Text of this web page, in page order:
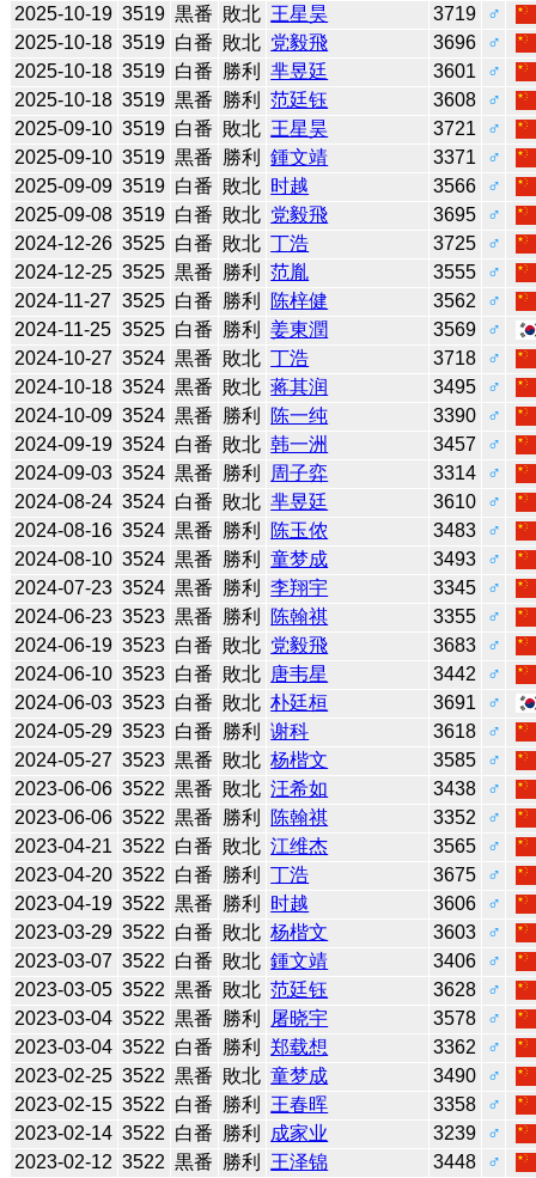
2025-10-19 3519 黒番 敗北 王星昊 3719
♂
2025-10-18 3519 白番 敗北 党毅飛 3696
♂
2025-10-18 3519 白番 勝利 芈昱廷 3601
♂
2025-10-18 3519 黒番 勝利 范廷钰 3608
♂
2025-09-10 3519 白番 敗北 王星昊 3721
♂
2025-09-10 3519 黒番 勝利 鍾文靖 3371
♂
2025-09-09 3519 白番 敗北 时越 3566
♂
2025-09-08 3519 白番 敗北 党毅飛 3695
♂
2024-12-26 3525 白番 敗北 丁浩 3725
♂
2024-12-25 3525 黒番 勝利 范胤 3555
♂
2024-11-27 3525 白番 勝利 陈梓健 3562
♂
2024-11-25 3525 白番 勝利 姜東潤 3569
♂
2024-10-27 3524 黒番 敗北 丁浩 3718
♂
2024-10-18 3524 黒番 敗北 蒋其润 3495
♂
2024-10-09 3524 黒番 勝利 陈一纯 3390
♂
2024-09-19 3524 白番 敗北 韩一洲 3457
♂
2024-09-03 3524 黒番 勝利 周子弈 3314
♂
2024-08-24 3524 白番 敗北 芈昱廷 3610
♂
2024-08-16 3524 黒番 勝利 陈玉侬 3483
♂
2024-08-10 3524 黒番 勝利 童梦成 3493
♂
2024-07-23 3524 黒番 勝利 李翔宇 3345
♂
2024-06-23 3523 黒番 勝利 陈翰祺 3355
♂
2024-06-19 3523 白番 敗北 党毅飛 3683
♂
2024-06-10 3523 白番 敗北 唐韦星 3442
♂
2024-06-03 3523 白番 敗北 朴廷桓 3691
♂
2024-05-29 3523 白番 勝利 谢科 3618
♂
2024-05-27 3523 黒番 敗北 杨楷文 3585
♂
2023-06-06 3522 黒番 敗北 汪希如 3438
♂
2023-06-06 3522 黒番 勝利 陈翰祺 3352
♂
2023-04-21 3522 白番 敗北 江维杰 3565
♂
2023-04-20 3522 白番 勝利 丁浩 3675
♂
2023-04-19 3522 黒番 勝利 时越 3606
♂
2023-03-29 3522 白番 敗北 杨楷文 3603
♂
2023-03-07 3522 白番 敗北 鍾文靖 3406
♂
2023-03-05 3522 黒番 敗北 范廷钰 3628
♂
2023-03-04 3522 黒番 勝利 屠晓宇 3578
♂
2023-03-04 3522 白番 勝利 郑载想 3362
♂
2023-02-25 3522 黒番 敗北 童梦成 3490
♂
2023-02-15 3522 白番 勝利 王春晖 3358
♂
2023-02-14 3522 白番 勝利 成家业 3239
♂
2023-02-12 3522 黒番 勝利 王泽锦 3448
♂